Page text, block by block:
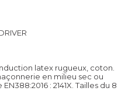
latex rugueux, coton.
en milieu sec ou
: 2141X. Tailles du 8